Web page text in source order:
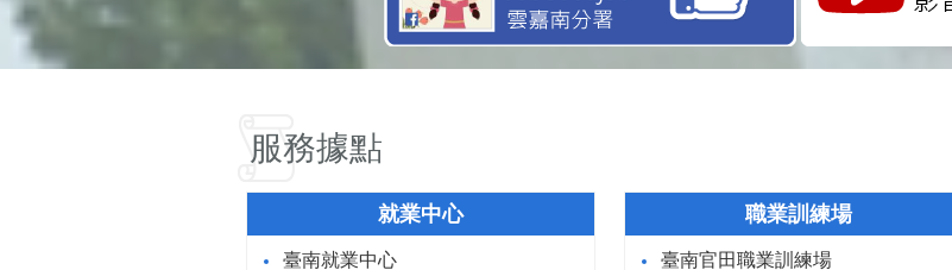
服務據點
就業中心
臺南就業中心
職業訓練場
臺南官田職業訓練場